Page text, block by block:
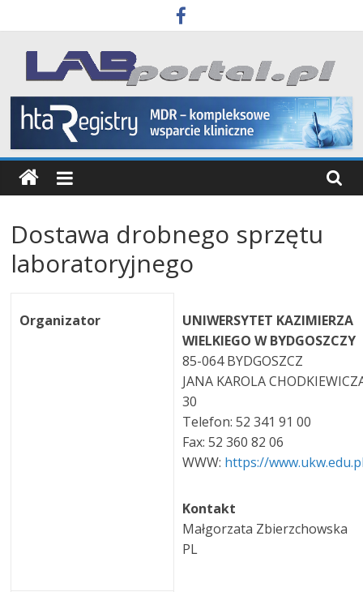
to
content
Labportal
Laboratoria
Aparatura
Badania
Dostawa drobnego sprzętu
laboratoryjnego
Organizator
UNIWERSYTET KAZIMIERZA
WIELKIEGO W BYDGOSZCZY
85-064 BYDGOSZCZ
JANA KAROLA
30
Telefon: 52 341 91 00
Fax: 52 360 82 06
WWW: https://
Kontakt
Małgorzata Zbierzchowska
PL